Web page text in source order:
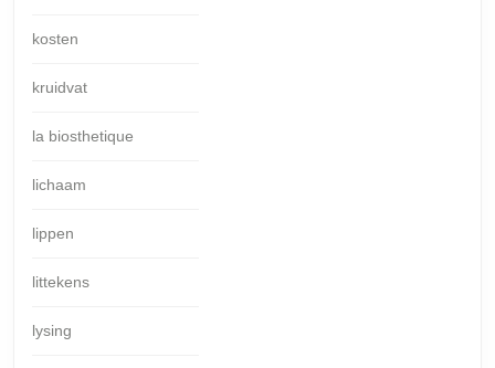
kosten
kruidvat
la biosthetique
lichaam
lippen
littekens
lysing